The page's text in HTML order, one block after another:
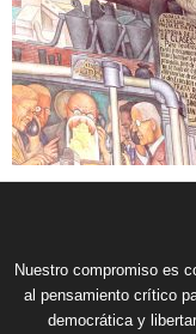
Nuestro compromiso es
al pensamiento crítico
democrática y